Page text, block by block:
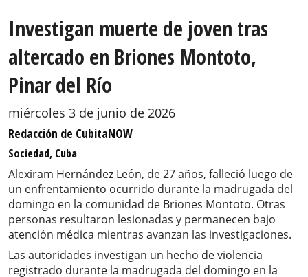
Investigan muerte de joven tras
altercado en Briones Montoto,
Pinar del Río
miércoles 3 de junio de 2026
Redacción de CubitaNOW
Sociedad, Cuba
Alexiram Hernández León, de 27 años, falleció luego de
un enfrentamiento ocurrido durante la madrugada del
domingo en la comunidad de Briones Montoto. Otras
personas resultaron lesionadas y permanecen bajo
atención médica mientras avanzan las investigaciones.
Las autoridades investigan un hecho de violencia
registrado durante la madrugada del domingo en la